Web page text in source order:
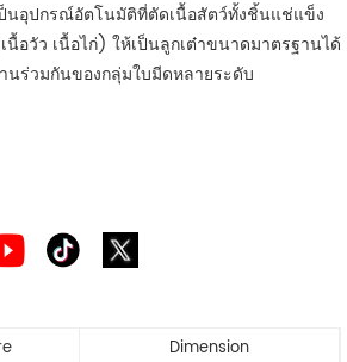
นอุปกรณ์อัตโนมัติที่ตัดเนื้อสัตว์ทั้งชิ้นแช่แข็ง
อวัว เนื้อไก่) ให้เป็นลูกเต๋าขนาดมาตรฐานได้
นร่วมกันของกลุ่มใบมีดหลายระดับ
Dimension